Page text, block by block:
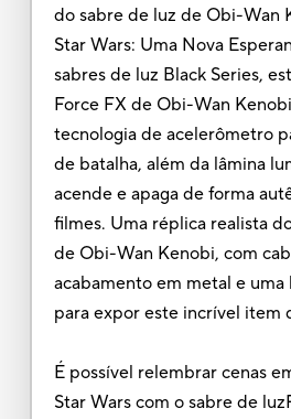
do sabre de luz de Obi-Wan
Star Wars: Uma Nova
sabres de luz Black Series,
Force FX de Obi-Wan
tecnologia de acelerômetro
de batalha, além da lâmina
acende e apaga de forma
filmes. Uma réplica realista
de Obi-Wan Kenobi, com
acabamento em metal e
para expor este incrível item
É possível relembrar cenas
Star Wars com o sabre de